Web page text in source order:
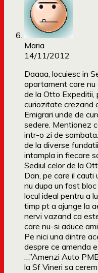
Maria
14/11/2012
Daaaa, locuiesc in
apartament care nu
de la Otto Expeditii,
curiozitate crezand
Emigrari unde de
sedere. Mentionez
intr-o zi de
de la diverse
intampla in fiecare
Sediul celor de la
Dan, pe care il cauti
nu dupa un fost
locul ideal pentru a
timp pt a ajunge la
nervi vazand ca
care nu-si aduce
Pe nici una dintre
despre ce amenda
…”Amenzi Auto
la Sf Vineri sa